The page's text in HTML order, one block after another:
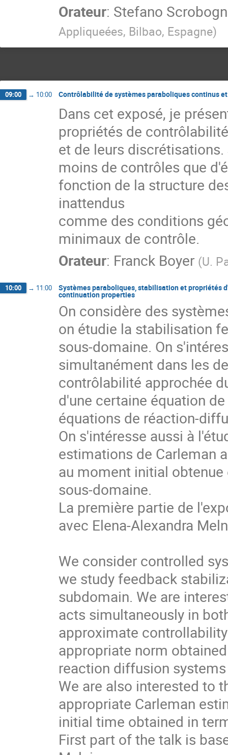
Orateur: Stefano
Appliqueées, Bilbao, Espagne)
09:00 → 10:00 Contrôlabilité de systèmes paraboliques continus
Dans cet exposé, je
propriétés de
et de leurs
moins de contrôles que
fonction de la structure
inattendus
comme des conditions
minimaux de contrôle.
Orateur: Franck Boyer (U.
10:00 → 11:00 Systèmes paraboliques, stabilisation et propriétés
continuation properties
On considère des
on étudie la stabilisation
sous-domaine. On
simultanément dans les
contrôlabilité approchée
d'une certaine équation
équations de réaction-
On s'intéresse aussi à
estimations de Carleman
au moment initial
sous-domaine.
La première partie de
avec Elena-Alexandra
We consider controlled
we study feedback
subdomain. We are
acts simultaneously in
approximate
appropriate norm
reaction diffusion
We are also interested to
appropriate Carleman
initial time obtained in
First part of the talk is